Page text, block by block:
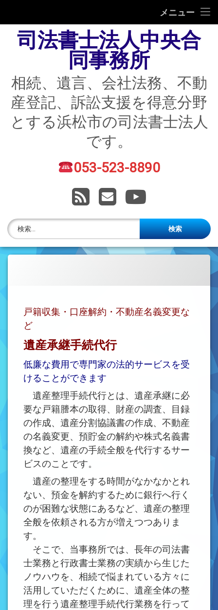
メニュー
相続
不動産登記
債務整理
住宅ローン返済にお困りの方
賃貸トラブル
株主名簿管理人
ご相談について
アクセス
法律を勉強しよう
司法書士資格者・受験生募集中
司法書士法人中央合
同事務所
相続、遺言、会社法務、不動
産登記、訴訟支援を得意分野
とする浜松市の司法書士法人
です。
電話番号: 053-523-8890
RSSメールアドレス
YouTube
検索:
戸籍収集・口座解約・不動産名義変更な
ど
遺産承継手続代行
低廉な費用で専門家の法的サービスを受
けることができます
遺産整理手続代行とは、遺産承継に必
要な戸籍謄本の取得、財産の調査、目録
の作成、遺産分割協議書の作成、不動産
の名義変更、預貯金の解約や株式名義書
換など、遺産の手続全般を代行するサー
ビスのことです。
遺産の整理をする時間がなかなかとれ
ない、預金を解約するために銀行へ行く
のが困難な状態にあるなど、遺産の整理
全般を依頼される方が増えつつありま
す。
そこで、当事務所では、長年の司法書
士業務と行政書士業務の実績から生じた
ノウハウを、相続で悩まれている方々に
活用していただくために、遺産全体の整
理を行う遺産整理手続代行業務を行って